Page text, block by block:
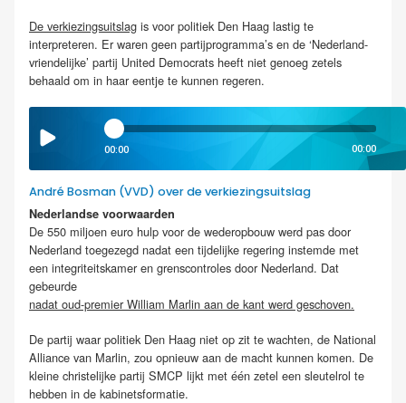
De verkiezingsuitslag is voor politiek Den Haag lastig te
interpreteren. Er waren geen partijprogramma’s en de ‘Nederland-
vriendelijke’ partij United Democrats heeft niet genoeg zetels
behaald om in haar eentje te kunnen regeren.
00:00 00:00
André Bosman (VVD) over de verkiezingsuitslag
Nederlandse voorwaarden
De 550 miljoen euro hulp voor de wederopbouw werd pas door
Nederland toegezegd nadat een tijdelijke regering instemde met
een integriteitskamer en grenscontroles door Nederland. Dat
gebeurde
nadat oud-premier William Marlin aan de kant werd geschoven.
De partij waar politiek Den Haag niet op zit te wachten, de National
Alliance van Marlin, zou opnieuw aan de macht kunnen komen. De
kleine christelijke partij SMCP lijkt met één zetel een sleutelrol te
hebben in de kabinetsformatie.